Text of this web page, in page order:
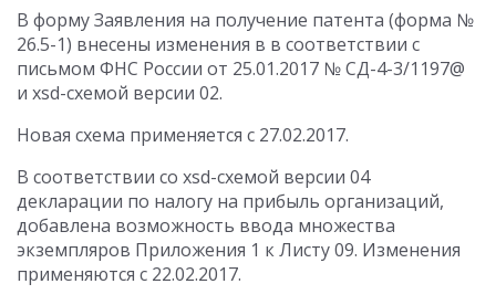
В форму Заявления на получение патента (форма №
26.5-1) внесены изменения в в соответствии с
письмом ФНС России от 25.01.2017 № СД-4-3/1197@
и xsd-схемой версии 02.
Новая схема применяется с 27.02.2017.
В соответствии со xsd-схемой версии 04
декларации по налогу на прибыль организаций,
добавлена возможность ввода множества
экземпляров Приложения 1 к Листу 09. Изменения
применяются с 22.02.2017.